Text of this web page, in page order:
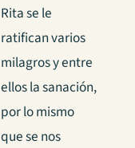
Rita se le
ratifican varios
milagros y entre
ellos la sanación,
por lo mismo
que se nos